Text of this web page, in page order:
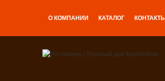
О КОМПАНИИ КАТАЛОГ КОНТАКТЫ